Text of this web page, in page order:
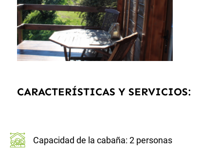
CARACTERÍSTICAS Y SERVICIOS:
Capacidad de la cabaña: 2 personas